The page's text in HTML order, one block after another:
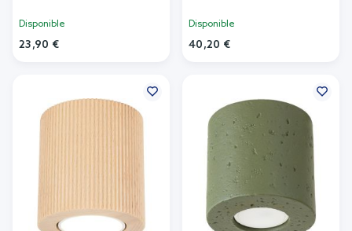
Disponible
23,90 €
Disponible
40,20 €